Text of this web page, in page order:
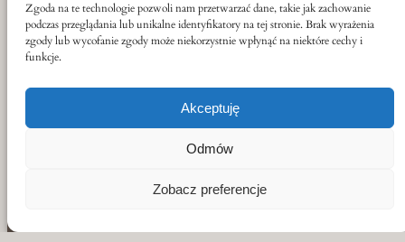
Zgoda na te technologie pozwoli nam przetwarzać dane, takie jak zachowanie
podczas przeglądania lub unikalne identyfikatory na tej stronie. Brak wyrażenia
zgody lub wycofanie zgody może niekorzystnie wpłynąć na niektóre cechy i
funkcje.
Akceptuję
Odmów
Zobacz preferencje